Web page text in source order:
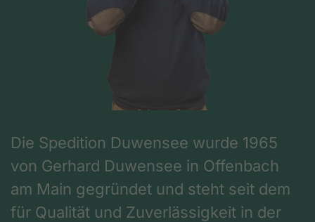
Die Spedition Duwensee wurde 1965
von Gerhard Duwensee in Offenbach
am Main gegründet und steht seit dem
für Qualität und Zuverlässigkeit in der